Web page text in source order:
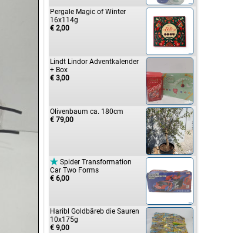
Pergale Magic of Winter
16x114g
€ 2,00
Lindt Lindor Adventkalender
+ Box
€ 3,00
Olivenbaum ca. 180cm
€ 79,00
 Spider Transformation
Car Two Forms
€ 6,00
Haribl Goldbäreb die Sauren
10x175g
€ 9,00